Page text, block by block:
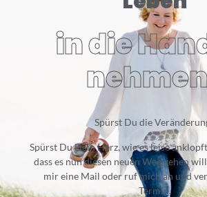
in die
Spürst Du die
Spürst Du Dein Herz, wie es leise
dass es nun diesen neuen Weg gehen
mir eine Mail oder ruf mich an und
Termin.